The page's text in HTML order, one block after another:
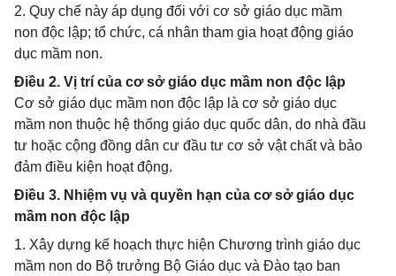
2. Quy chế này áp dụng đối với cơ sở giáo dục mầm
non độc lập; tổ chức, cá nhân tham gia hoạt động giáo
dục mầm non.
Điều 2. Vị trí của cơ sở giáo dục mầm non độc lập
Cơ sở giáo dục mầm non độc lập là cơ sở giáo dục
mầm non thuộc hệ thống giáo dục quốc dân, do nhà đầu
tư hoặc cộng đồng dân cư đầu tư cơ sở vật chất và bảo
đảm điều kiện hoạt động.
Điều 3. Nhiệm vụ và quyền hạn của cơ sở giáo dục
mầm non độc lập
1. Xây dựng kế hoạch thực hiện Chương trình giáo dục
mầm non do Bộ trưởng Bộ Giáo dục và Đào tạo ban